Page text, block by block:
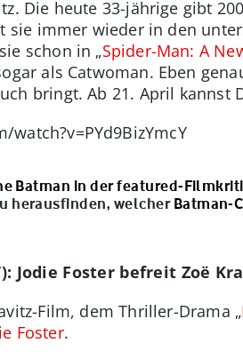
Die heute 33-jährige gibt
sie immer wieder in den
schon in „Spider-Man: A
als Catwoman. Eben
bringt. Ab 21. April kannst
Batman in der featured-
herausfinden, welcherBatman-
Jodie Foster befreit Zoë
Film, dem Thriller-Drama „
Foster.